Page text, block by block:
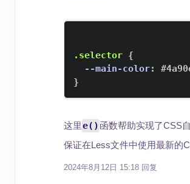
.selector {
--main-color:
}
这里e() 函数帮助实现了CSS
保证在Less文件中使用最新的
2024年8月12日 15:18 回复